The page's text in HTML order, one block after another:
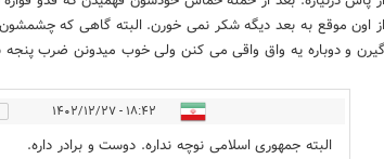
از اون موقع به بعد دیگه شکر نمی خورن. البته گاهی که
گیرن و دوباره یه واق واقی می کنن ولی خوب میدونن ضرب
۱۸:۴۲ - ۱۴۰۲/۱۲/۲۷
البته جمهوری اسلامی نوچه نداره. دوست و برادر داره.